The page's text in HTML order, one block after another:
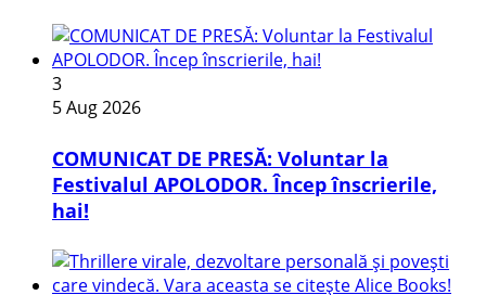
3
5 Aug 2026
COMUNICAT DE PRESĂ: Voluntar la
Festivalul APOLODOR. Încep înscrierile,
hai!